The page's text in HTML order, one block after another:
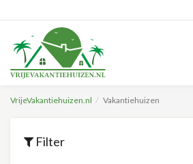
VrijeVakantiehuizen.nl Vakantiehuizen
Filter